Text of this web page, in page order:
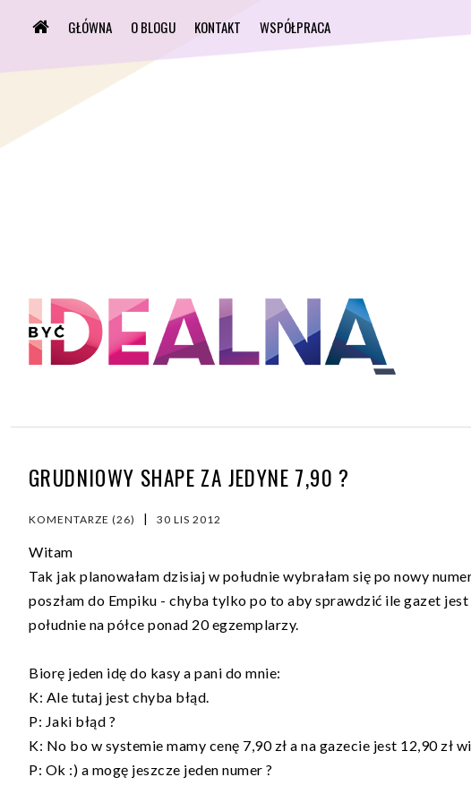
GŁÓWNA O BLOGU KONTAKT WSPÓŁPRACA
GRUDNIOWY SHAPE ZA JEDYNE 7,90 ?
KOMENTARZE (26) | 30 LIS 2012
Witam
Tak jak planowałam dzisiaj w południe wybrałam się po nowy
poszłam do Empiku - chyba tylko po to aby sprawdzić ile gazet
południe na półce ponad 20 egzemplarzy.
Biorę jeden idę do kasy a pani do mnie:
K: Ale tutaj jest chyba błąd.
P: Jaki błąd ?
K: No bo w systemie mamy cenę 7,90 zł a na gazecie jest 12,90 zł
P: Ok :) a mogę jeszcze jeden numer ?